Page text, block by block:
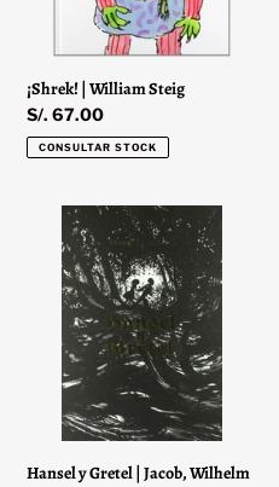
¡Shrek! | William Steig
Precio
habitual
S/. 67.00
CONSULTAR STOCK
Hansel
Gretel
Jacob,
Wilhelm
Hermanos
Hansel y Gretel | Jacob, Wilhelm